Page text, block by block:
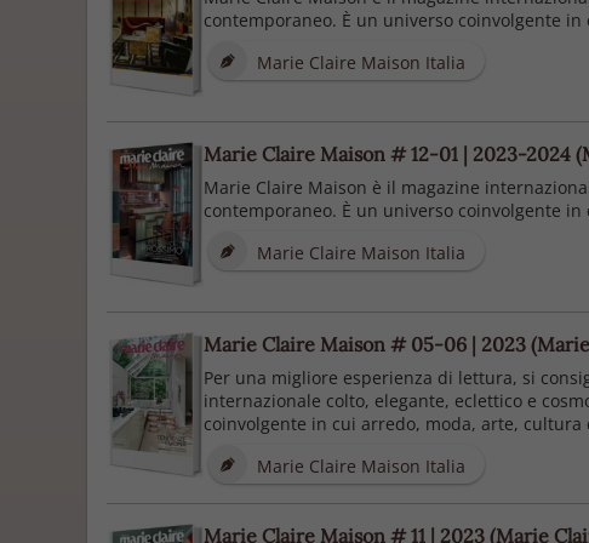
contemporaneo. È un universo coinvolgente
Marie Claire Maison Italia
Marie Claire Maison # 12-01 | 2023-2024
Marie Claire Maison è il magazine
contemporaneo. È un universo coinvolgente
Marie Claire Maison Italia
Marie Claire Maison # 05-06 | 2023
Per una migliore esperienza di lettura, si
internazionale colto, elegante, eclettico e
coinvolgente in cui arredo, moda, arte, cultura
Marie Claire Maison Italia
Marie Claire Maison # 11 | 2023 (Marie